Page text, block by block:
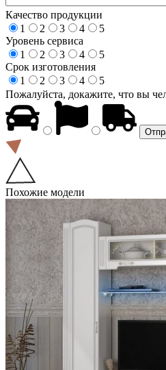
Качество продукции
1
2 3 4
5
Уровень сервиса
1
2 3 4
5
Срок изготовления
1
2 3 4
5
Пожалуйста, докажите, что вы
Похожие модели